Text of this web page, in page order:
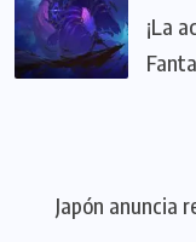
¡La
Japón anuncia